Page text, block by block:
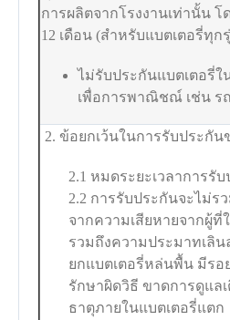
การผลิตจากโรงงานเท่านั้น
12 เดือน (สำหรับแบตเตอรี่ทุก
ไม่รับประกันแบตเตอรี่
เพื่อการพาณิชณ์ เช่น ร
2. ข้อยกเว้นในการรับประกั
2.1 หมดระยะเวลาการรั
2.2 การรับประกันจะไม่ร
จากความเสียหายจากผู้ที่
รวมถึงความประมาทเลิ
ยกแบตเตอรี่หล่นพื้น มีรอ
รักษาผิดวิธี ขาดการดูแล
ธาตุภายในแบตเตอรี่แตก